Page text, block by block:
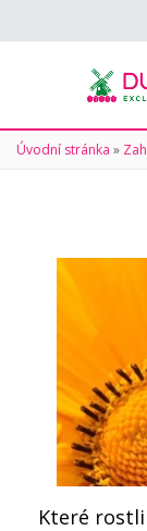
Úvodní stránka »
Které